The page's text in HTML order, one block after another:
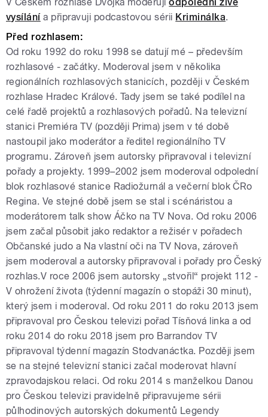
vysílánía připravuji podcastovou sérii Kriminálka.
Před rozhlasem:
Od roku 1992 do roku 1998 se datují mé – především
rozhlasové - začátky. Moderoval jsem v několika
regionálních rozhlasových stanicích, později v Českém
rozhlase Hradec Králové. Tady jsem se také podílel na
celé řadě projektů a rozhlasových pořadů. Na televizní
stanici Premiéra TV (později Prima) jsem v té době
nastoupil jako moderátor a ředitel regionálního TV
programu. Zároveň jsem autorsky připravoval i televizní
pořady a projekty. 1999–2002 jsem moderoval odpolední
blok rozhlasové stanice Radiožurnál a večerní blok ČRo
Regina. Ve stejné době jsem se stal i scénáristou a
moderátorem talk show Áčko na TV Nova. Od roku 2006
jsem začal působit jako redaktor a režisér v pořadech
Občanské judo a Na vlastní oči na TV Nova, zároveň
jsem moderoval a autorsky připravoval i pořady pro Český
rozhlas.V roce 2006 jsem autorsky „stvořil“ projekt 112 -
V ohrožení života (týdenní magazín o stopáži 30 minut),
který jsem i moderoval. Od roku 2011 do roku 2013 jsem
připravoval pro Českou televizi pořad Tísňová linka a od
roku 2014 do roku 2018 jsem pro Barrandov TV
připravoval týdenní magazín Stodvanáctka. Později jsem
se na stejné televizní stanici začal moderovat hlavní
zpravodajskou relaci. Od roku 2014 s manželkou Danou
pro Českou televizi pravidelně připravujeme sérii
půlhodinových autorských dokumentů Legendy